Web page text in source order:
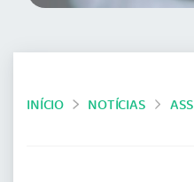
INÍCIO NOTÍCIAS